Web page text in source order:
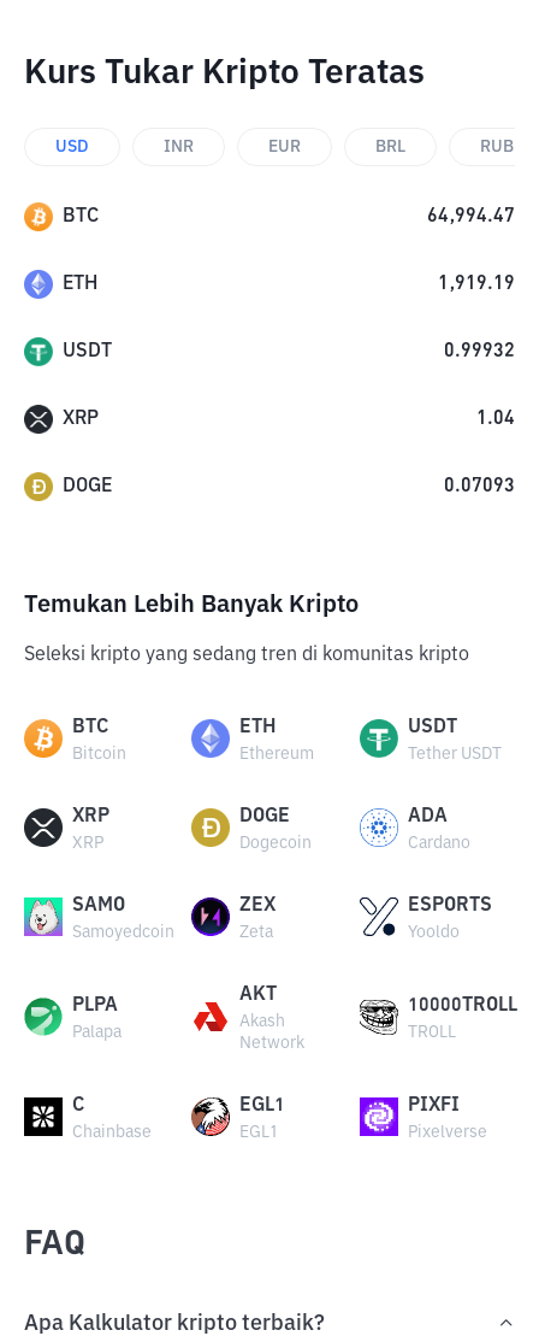
Kurs Tukar Kripto Teratas
USD INR EUR BRL RUB
BTC 64,994.47
ETH 1,919.19
USDT 0.99932
XRP 1.04
DOGE 0.07093
Temukan Lebih Banyak Kripto
Seleksi kripto yang sedang tren di komunitas kripto
BTC
Bitcoin
ETH
Ethereum
USDT
Tether USDT
XRP
XRP
DOGE
Dogecoin
ADA
Cardano
SAMO
Samoyedcoin
ZEX
Zeta
ESPORTS
Yooldo
PLPA
Palapa
AKT
Akash
Network
10000TROLL
TROLL
C
Chainbase
EGL1
EGL1
PIXFI
Pixelverse
FAQ
Apa Kalkulator kripto terbaik?